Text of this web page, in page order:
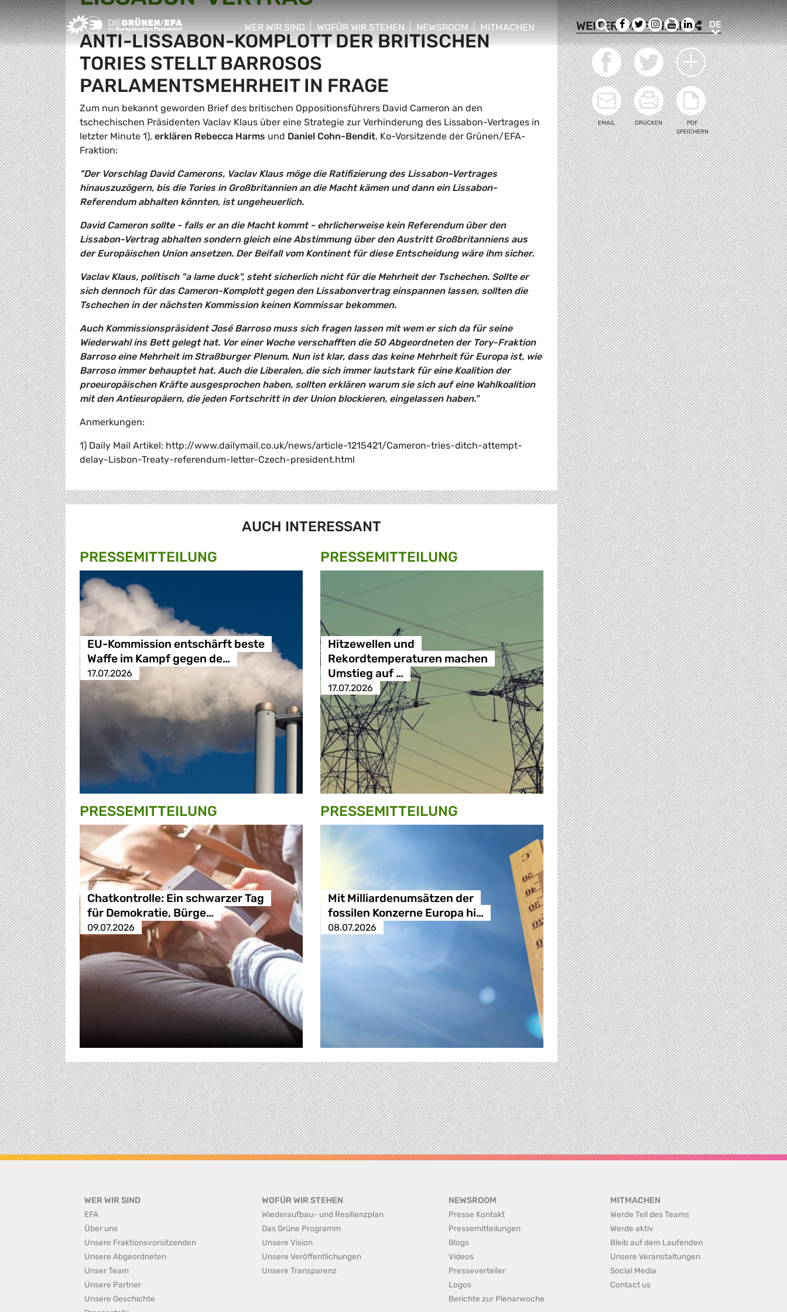
Greens/EFA Home
WER WIR SIND
show/hide sub menu
WOFÜR WIR STEHEN
show/hide sub menu
NEWSROOM
show/hide sub menu
MITMACHEN
show/hide sub menu
SucheFacebook
TwitterInstagram
Youtube
LinkedIn
DEDE
ANTI-LISSABON-KOMPLOTT DER BRITISCHEN
TORIES STELLT BARROSOS
PARLAMENTSMEHRHEIT IN FRAGE
Zum nun bekannt geworden Brief des britischen Oppositionsführers David Cameron an den
tschechischen Präsidenten Vaclav Klaus über eine Strategie zur Verhinderung des Lissabon-Vertrages in
letzter Minute 1), erklären Rebecca Harms und Daniel Cohn-Bendit, Ko-Vorsitzende der Grünen/EFA-
Fraktion:
"Der Vorschlag David Camerons, Vaclav Klaus möge die Ratifizierung des Lissabon-Vertrages
hinauszuzögern, bis die Tories in Großbritannien an die Macht kämen und dann ein Lissabon-
Referendum abhalten könnten, ist ungeheuerlich.
David Cameron sollte - falls er an die Macht kommt - ehrlicherweise kein Referendum über den
Lissabon-Vertrag abhalten sondern gleich eine Abstimmung über den Austritt Großbritanniens aus
der Europäischen Union ansetzen. Der Beifall vom Kontinent für diese Entscheidung wäre ihm sicher.
Vaclav Klaus, politisch "a lame duck", steht sicherlich nicht für die Mehrheit der Tschechen. Sollte er
sich dennoch für das Cameron-Komplott gegen den Lissabonvertrag einspannen lassen, sollten die
Tschechen in der nächsten Kommission keinen Kommissar bekommen.
Auch Kommissionspräsident José Barroso muss sich fragen lassen mit wem er sich da für seine
Wiederwahl ins Bett gelegt hat. Vor einer Woche verschafften die 50 Abgeordneten der Tory-Fraktion
Barroso eine Mehrheit im Straßburger Plenum. Nun ist klar, dass das keine Mehrheit für Europa ist, wie
Barroso immer behauptet hat. Auch die Liberalen, die sich immer lautstark für eine Koalition der
proeuropäischen Kräfte ausgesprochen haben, sollten erklären warum sie sich auf eine Wahlkoalition
mit den Antieuropäern, die jeden Fortschritt in der Union blockieren, eingelassen haben."
Anmerkungen:
1) Daily Mail Artikel: http://www.dailymail.co.uk/news/article-1215421/Cameron-tries-ditch-attempt-
delay-Lisbon-Treaty-referendum-letter-Czech-president.html
AUCH INTERESSANT
PRESSE­MITTEILUNG
EU-Kommission entschärft beste
Waffe im Kampf gegen de…
17.07.2026
PRESSE­MITTEILUNG
Hitzewellen und
Rekordtemperaturen machen
Umstieg auf …
17.07.2026
PRESSE­MITTEILUNG
Chatkontrolle: Ein schwarzer Tag
für Demokratie, Bürge…
09.07.2026
PRESSE­MITTEILUNG
Mit Milliardenumsätzen der
fossilen Konzerne Europa hi…
08.07.2026
WEITEREMPFEHLEN
EMAIL DRUCKEN
PDF
SPEICHERN
WER WIR SIND
EFA
Über uns
Unsere Fraktionsvorsitzenden
Unsere Abgeordneten
Unser Team
Unsere Partner
Unsere Geschichte
WOFÜR WIR STEHEN
Wiederaufbau- und Resilienzplan
Das Grüne Programm
Unsere Vision
Unsere Veröffentlichungen
Unsere Transparenz
NEWSROOM
Presse Kontakt
Pressemitteilungen
Blogs
Videos
Presseverteiler
Logos
Berichte zur Plenarwoche
MITMACHEN
Werde Teil des Teams
Werde aktiv
Bleib auf dem Laufenden
Unsere Veranstaltungen
Social Media
Contact us